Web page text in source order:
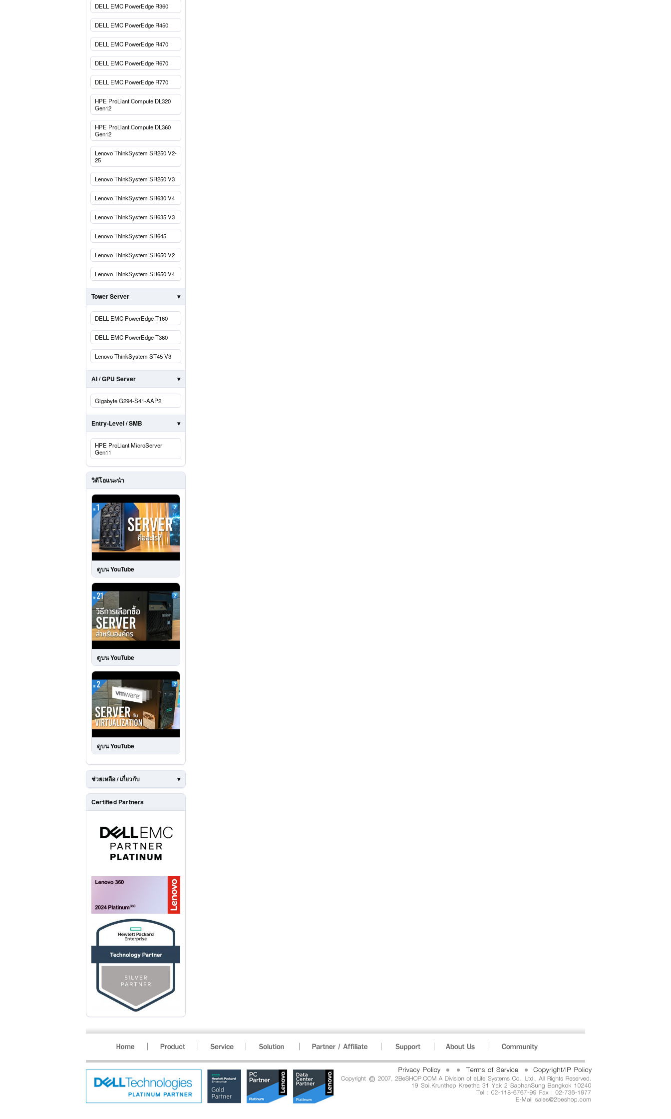
DELL EMC PowerEdge R360
DELL EMC PowerEdge R450
DELL EMC PowerEdge R470
DELL EMC PowerEdge R670
DELL EMC PowerEdge R770
HPE ProLiant Compute DL320
Gen12
HPE ProLiant Compute DL360
Gen12
Lenovo ThinkSystem SR250 V2-
25
Lenovo ThinkSystem SR250 V3
Lenovo ThinkSystem SR630 V4
Lenovo ThinkSystem SR635 V3
Lenovo ThinkSystem SR645
Lenovo ThinkSystem SR650 V2
Lenovo ThinkSystem SR650 V4
Tower Server
DELL EMC PowerEdge T160
DELL EMC PowerEdge T360
Lenovo ThinkSystem ST45 V3
AI / GPU Server
Gigabyte G294-S41-AAP2
Entry-Level / SMB
HPE ProLiant MicroServer
Gen11
วิดีโอแนะนำ
ดูบน YouTube
ดูบน YouTube
ดูบน YouTube
ช่วยเหลือ / เกี่ยวกับ
Certified Partners